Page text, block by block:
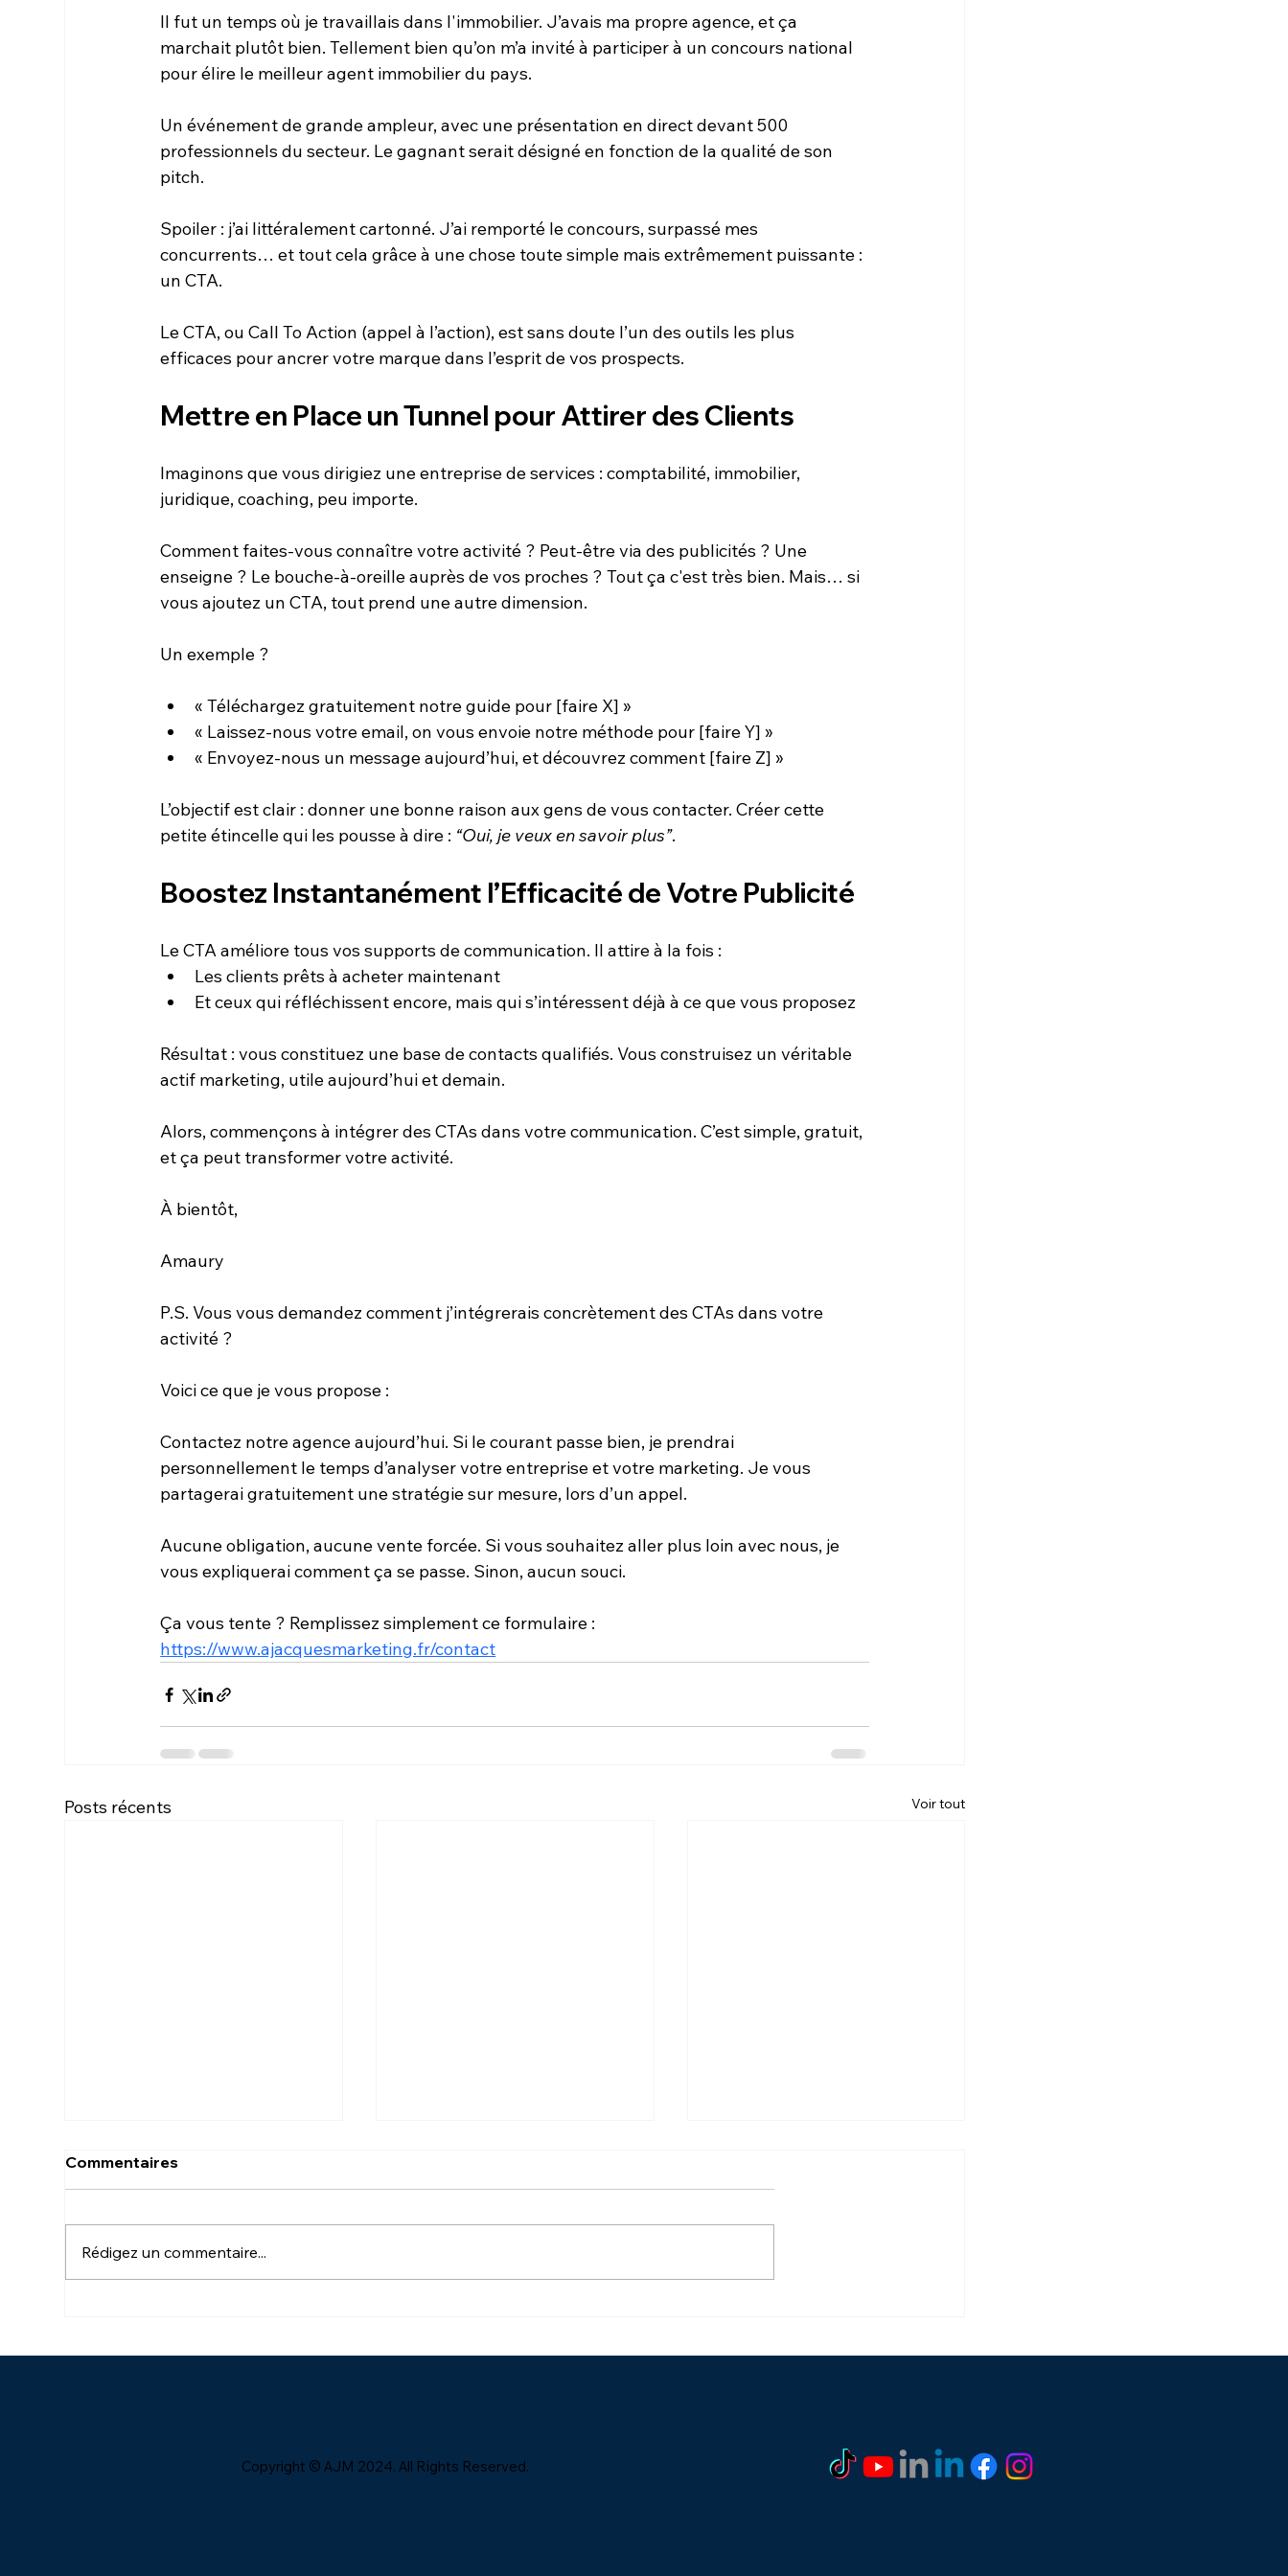
Il fut un temps où je travaillais dans l'immobilier. J’avais ma propre agence, et ça
marchait plutôt bien. Tellement bien qu’on m’a invité à participer à un concours national
pour élire le meilleur agent immobilier du pays.
Un événement de grande ampleur, avec une présentation en direct devant 500
professionnels du secteur. Le gagnant serait désigné en fonction de la qualité de son
pitch.
Spoiler : j’ai littéralement cartonné. J’ai remporté le concours, surpassé mes
concurrents… et tout cela grâce à une chose toute simple mais extrêmement puissante :
un CTA.
Le CTA, ou Call To Action (appel à l’action), est sans doute l’un des outils les plus
efficaces pour ancrer votre marque dans l’esprit de vos prospects.
Mettre en Place un Tunnel pour Attirer des Clients
Imaginons que vous dirigiez une entreprise de services : comptabilité, immobilier,
juridique, coaching, peu importe.
Comment faites-vous connaître votre activité ? Peut-être via des publicités ? Une
enseigne ? Le bouche-à-oreille auprès de vos proches ? Tout ça c'est très bien. Mais… si
vous ajoutez un CTA, tout prend une autre dimension.
Un exemple ?
« Téléchargez gratuitement notre guide pour [faire X] »
« Laissez-nous votre email, on vous envoie notre méthode pour [faire Y] »
« Envoyez-nous un message aujourd’hui, et découvrez comment [faire Z] »
L’objectif est clair : donner une bonne raison aux gens de vous contacter. Créer cette
petite étincelle qui les pousse à dire : “Oui, je veux en savoir plus”.
Boostez Instantanément l’Efficacité de Votre Publicité
Le CTA améliore tous vos supports de communication. Il attire à la fois :
Les clients prêts à acheter maintenant
Et ceux qui réfléchissent encore, mais qui s’intéressent déjà à ce que vous proposez
Résultat : vous constituez une base de contacts qualifiés. Vous construisez un véritable
actif marketing, utile aujourd’hui et demain.
Alors, commençons à intégrer des CTAs dans votre communication. C’est simple, gratuit,
et ça peut transformer votre activité.
À bientôt,
Amaury
P.S. Vous vous demandez comment j’intégrerais concrètement des CTAs dans votre
activité ?
Voici ce que je vous propose :
Contactez notre agence aujourd’hui. Si le courant passe bien, je prendrai
personnellement le temps d’analyser votre entreprise et votre marketing. Je vous
partagerai gratuitement une stratégie sur mesure, lors d’un appel.
Aucune obligation, aucune vente forcée. Si vous souhaitez aller plus loin avec nous, je
vous expliquerai comment ça se passe. Sinon, aucun souci.
Ça vous tente ? Remplissez simplement ce formulaire :
https://www.ajacquesmarketing.fr/contact
Posts récents Voir tout
business (+ comment les
apporter plus de clients
moyen infaillible de
Commentaires
Rédigez un commentaire...
Copyright © AJM 2024. All Rights Reserved.